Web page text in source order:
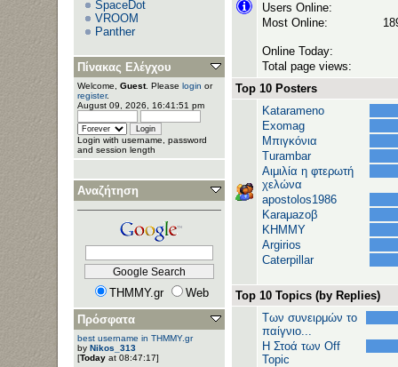
SpaceDot
VROOM
Panther
Πίνακας Ελέγχου
Welcome, Guest. Please login or
register.
August 09, 2026, 16:41:51 pm
Login with username, password
and session length
Αναζήτηση
THMMY.gr
Web
Πρόσφατα
best username in THMMY.gr
by Nikos_313
[Today at 08:47:17]
Users Online:
Most Online:
Online Today:
Total page views:
Top 10 Posters
Katarameno
Exomag
Μπιγκόνια
Turambar
Αιμιλία η φτερωτή
χελώνα
apostolos1986
Karaμazoβ
ΚΗΜΜΥ
Argirios
Caterpillar
Top 10 Topics (by Replies)
Των συνειρμών το
παίγνιο...
H Στοά των Off
Topic